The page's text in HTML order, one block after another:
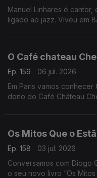
Manuel Linhares é
ligado ao jazz. Viveu em
O Café chateau
Ep. 159
06 jul. 2026
Em Paris vamos
dono do Café Château
Os Mitos Que o
Ep. 158
03 jul. 2026
Conversamos com Diogo
o seu novo livro “Os